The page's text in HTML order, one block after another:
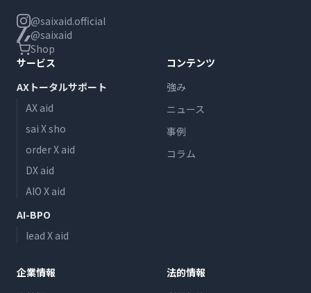
@saixaid.official
@saixaid
Shop
サービス
AXトータルサポート
AX aid
sai X sho
order X aid
DX aid
AIO X aid
AI-BPO
lead X aid
コンテンツ
強み
ニュース
事例
コラム
企業情報
法的情報